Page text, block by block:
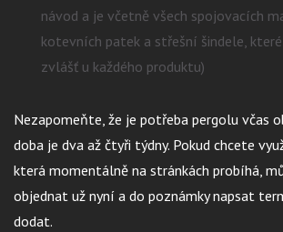
návod a je včetně všech spojovacích
kotevních patek a střešní šindele,
zvlášť u každého produktu)
Nezapomeňte, že je potřeba pergolu včas
doba je dva až čtyři týdny. Pokud chcete
která momentálně na stránkách probíhá,
objednat už nyní a do poznámky napsat
dodat.